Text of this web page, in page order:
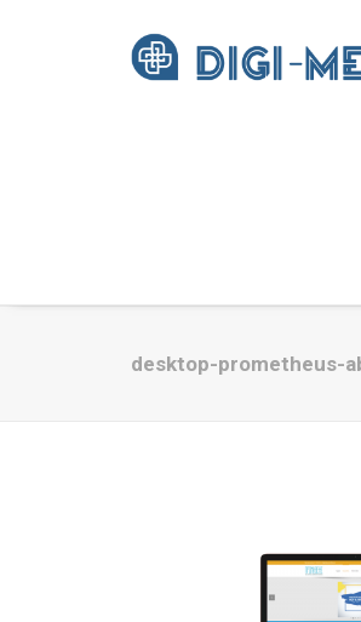
desktop-prometheus-